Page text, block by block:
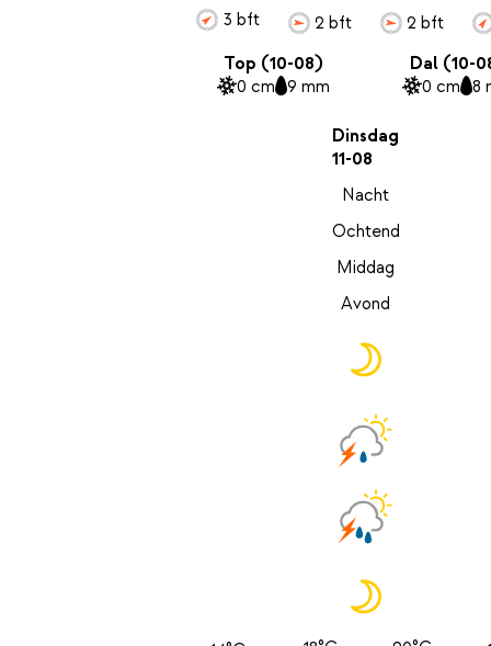
3 bft 2 bft 2 bft
Top (10-08)
0 cm 9 mm
Dal (10-
0 cm 8
Dinsdag
11-08
Nacht
Ochtend
Middag
Avond